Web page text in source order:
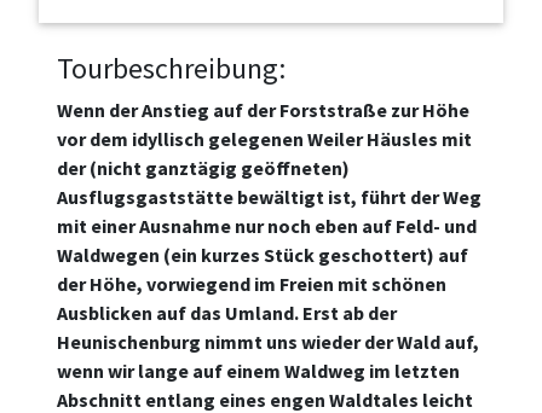
Tourbeschreibung:
Wenn der Anstieg auf der Forststraße zur Höhe
vor dem idyllisch gelegenen Weiler Häusles mit
der (nicht ganztägig geöffneten)
Ausflugsgaststätte bewältigt ist, führt der Weg
mit einer Ausnahme nur noch eben auf Feld- und
Waldwegen (ein kurzes Stück geschottert) auf
der Höhe, vorwiegend im Freien mit schönen
Ausblicken auf das Umland. Erst ab der
Heunischenburg nimmt uns wieder der Wald auf,
wenn wir lange auf einem Waldweg im letzten
Abschnitt entlang eines engen Waldtales leicht